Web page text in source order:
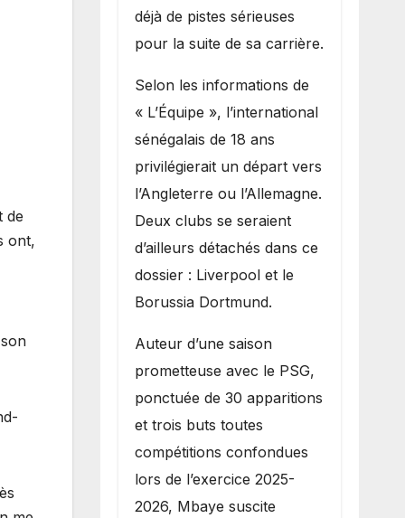
de
ont,
déjà de pistes sérieuses
pour la suite de sa carrière.
Selon les informations de
« L’Équipe », l’international
sénégalais de 18 ans
privilégierait un départ vers
l’Angleterre ou l’Allemagne.
Deux clubs se seraient
d’ailleurs détachés dans ce
dossier : Liverpool et le
Borussia Dortmund.
Auteur d’une saison
prometteuse avec le PSG,
ponctuée de 30 apparitions
et trois buts toutes
compétitions confondues
lors de l’exercice 2025-
2026, Mbaye suscite